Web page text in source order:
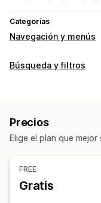
Categorías
Navegación y menús
Estilo del menú
Desplazamiento
Personalización
Múltiples idiomas
Informes y
Búsqueda y filtros
Grupos de sinónimos
Palabras reservadas
Búsqueda
Barra de búsqueda
Precios
Elige el plan que
FREE
Gratis